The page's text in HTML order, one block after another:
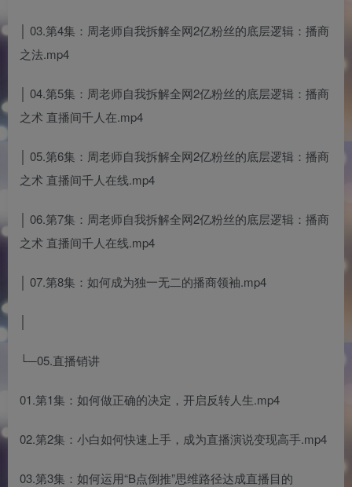
│ 03.第4集：周老师自我拆解全网2亿粉丝的底层逻辑：播商
之法.mp4
│ 04.第5集：周老师自我拆解全网2亿粉丝的底层逻辑：播商
之术 直播间千人在.mp4
│ 05.第6集：周老师自我拆解全网2亿粉丝的底层逻辑：播商
之术 直播间千人在线.mp4
│ 06.第7集：周老师自我拆解全网2亿粉丝的底层逻辑：播商
之术 直播间千人在线.mp4
│ 07.第8集：如何成为独一无二的播商领袖.mp4
│
└─05.直播销讲
01.第1集：如何做正确的决定，开启反转人生.mp4
02.第2集：小白如何快速上手，成为直播演说变现高手.mp4
03.第3集：如何运用“B点倒推”思维路径达成直播目的